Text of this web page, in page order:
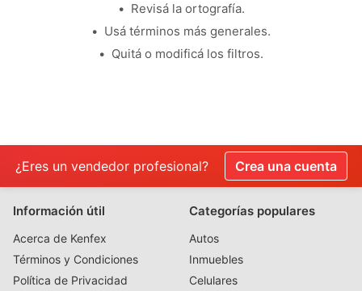
Revisá la ortografía.
Usá términos más generales.
Quitá o modificá los filtros.
¿Eres un vendedor profesional? Crea una cuenta
Información útil
Acerca de Kenfex
Términos y Condiciones
Política de Privacidad
Categorías populares
Autos
Inmuebles
Celulares